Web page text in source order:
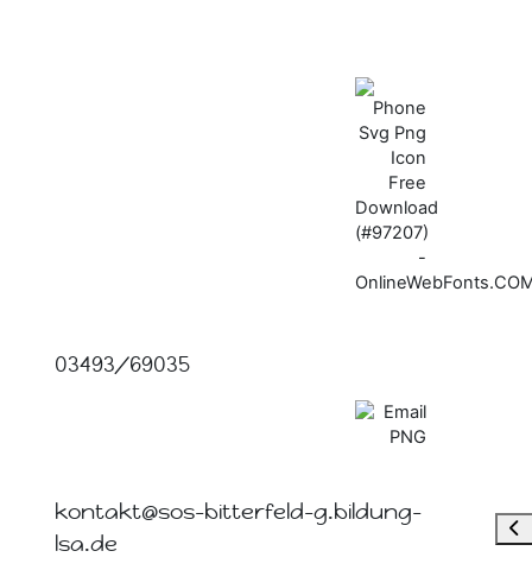
03493/69035
kontakt@sos-bitterfeld-g.bildung-
lsa.de